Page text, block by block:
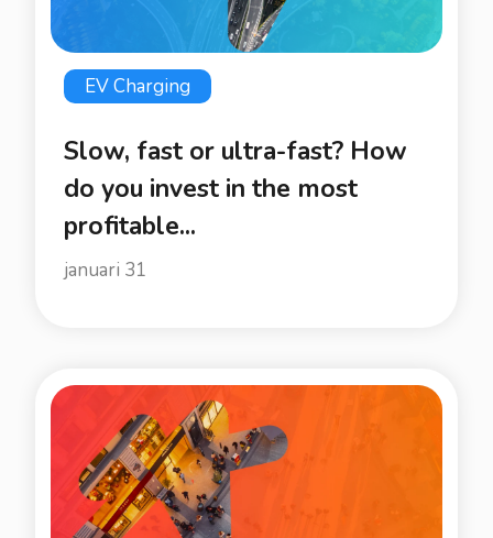
EV Charging
Slow, fast or ultra-fast? How
do you invest in the most
profitable...
januari 31